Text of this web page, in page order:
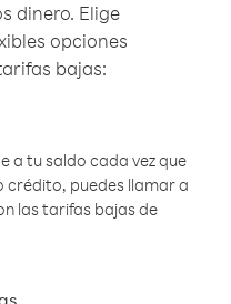
dinero. Elige
opciones
bajas:
a tu saldo cada vez que
crédito, puedes llamar a
las tarifas bajas de